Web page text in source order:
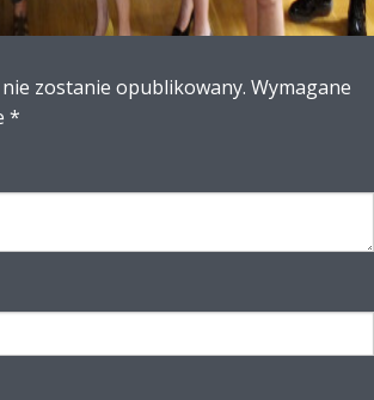
zostanie opublikowany. Wymagane
*